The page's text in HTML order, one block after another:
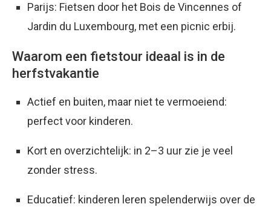
Parijs: Fietsen door het Bois de Vincennes of
Jardin du Luxembourg, met een picnic erbij.
Waarom een fietstour ideaal is in de
herfstvakantie
Actief en buiten, maar niet te vermoeiend:
perfect voor kinderen.
Kort en overzichtelijk: in 2–3 uur zie je veel
zonder stress.
Educatief: kinderen leren spelenderwijs over de